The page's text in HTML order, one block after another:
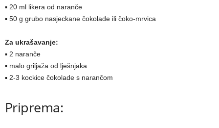
▪ 20 ml likera od naranče
▪ 50 g grubo nasjeckane čokolade ili čoko-mrvica
Za ukrašavanje:
▪ 2 naranče
▪ malo griljaža od lješnjaka
▪ 2-3 kockice čokolade s narančom
Priprema: